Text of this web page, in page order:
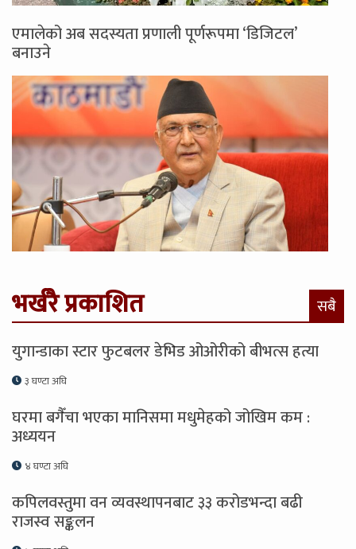
एमालेको अब सदस्यता प्रणाली पूर्णरूपमा ‘डिजिटल’
बनाउने
भर्खरै प्रकाशित सबै
युगान्डाका स्टार फुटबलर डेभिड ओओरीको बीभत्स हत्या
३ घण्टा अघि
घरमा बगैँचा भएका मानिसमा मधुमेहको जोखिम कम :
अध्ययन
४ घण्टा अघि
कपिलवस्तुमा वन व्यवस्थापनबाट ३३ करोडभन्दा बढी
राजस्व सङ्कलन